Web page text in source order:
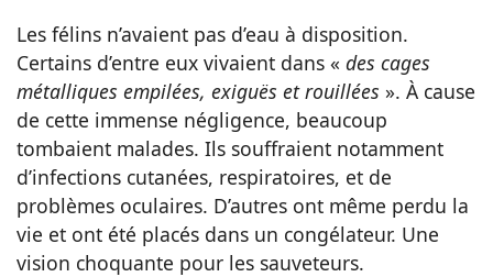
Les félins n’avaient pas d’eau à disposition.
Certains d’entre eux vivaient dans « des cages
métalliques empilées, exiguës et rouillées ». À cause
de cette immense négligence, beaucoup
tombaient malades. Ils souffraient notamment
d’infections cutanées, respiratoires, et de
problèmes oculaires. D’autres ont même perdu la
vie et ont été placés dans un congélateur. Une
vision choquante pour les sauveteurs.